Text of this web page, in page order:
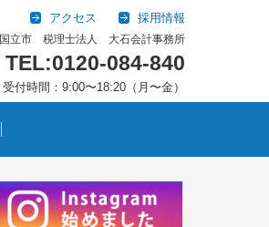
アクセス 採用情報
国立市 税理士法人 大石会計事務所
TEL:0120-084-840
受付時間：9:00〜18:20（月〜金）